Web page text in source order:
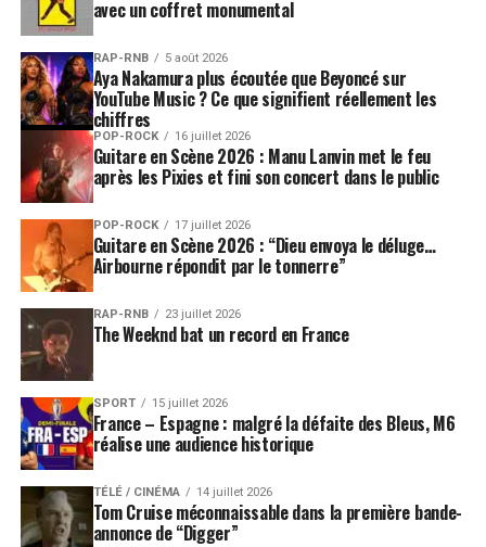
avec un coffret monumental
RAP-RNB 5 août 2026
Aya Nakamura plus écoutée que Beyoncé sur
YouTube Music ? Ce que signifient réellement les
chiffres
POP-ROCK 16 juillet 2026
Guitare en Scène 2026 : Manu Lanvin met le feu
après les Pixies et fini son concert dans le public
POP-ROCK 17 juillet 2026
Guitare en Scène 2026 : “Dieu envoya le déluge…
Airbourne répondit par le tonnerre”
RAP-RNB 23 juillet 2026
The Weeknd bat un record en France
SPORT 15 juillet 2026
France – Espagne : malgré la défaite des Bleus, M6
réalise une audience historique
TÉLÉ / CINÉMA 14 juillet 2026
Tom Cruise méconnaissable dans la première bande-
annonce de “Digger”